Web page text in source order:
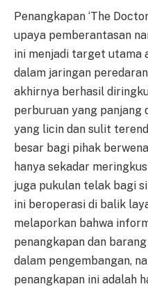
Penangkapan ‘The
upaya pemberantasan
ini menjadi target utama
dalam jaringan
akhirnya berhasil
perburuan yang panjang
yang licin dan sulit
besar bagi pihak
hanya sekadar
juga pukulan telak bagi
ini beroperasi di balik
melaporkan bahwa
penangkapan dan
dalam pengembangan,
penangkapan ini adalah